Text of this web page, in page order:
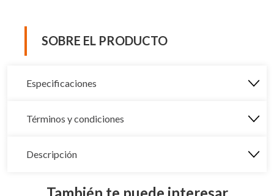
SOBRE EL PRODUCTO
Especificaciones
Términos y condiciones
Descripción
También te puede interesar